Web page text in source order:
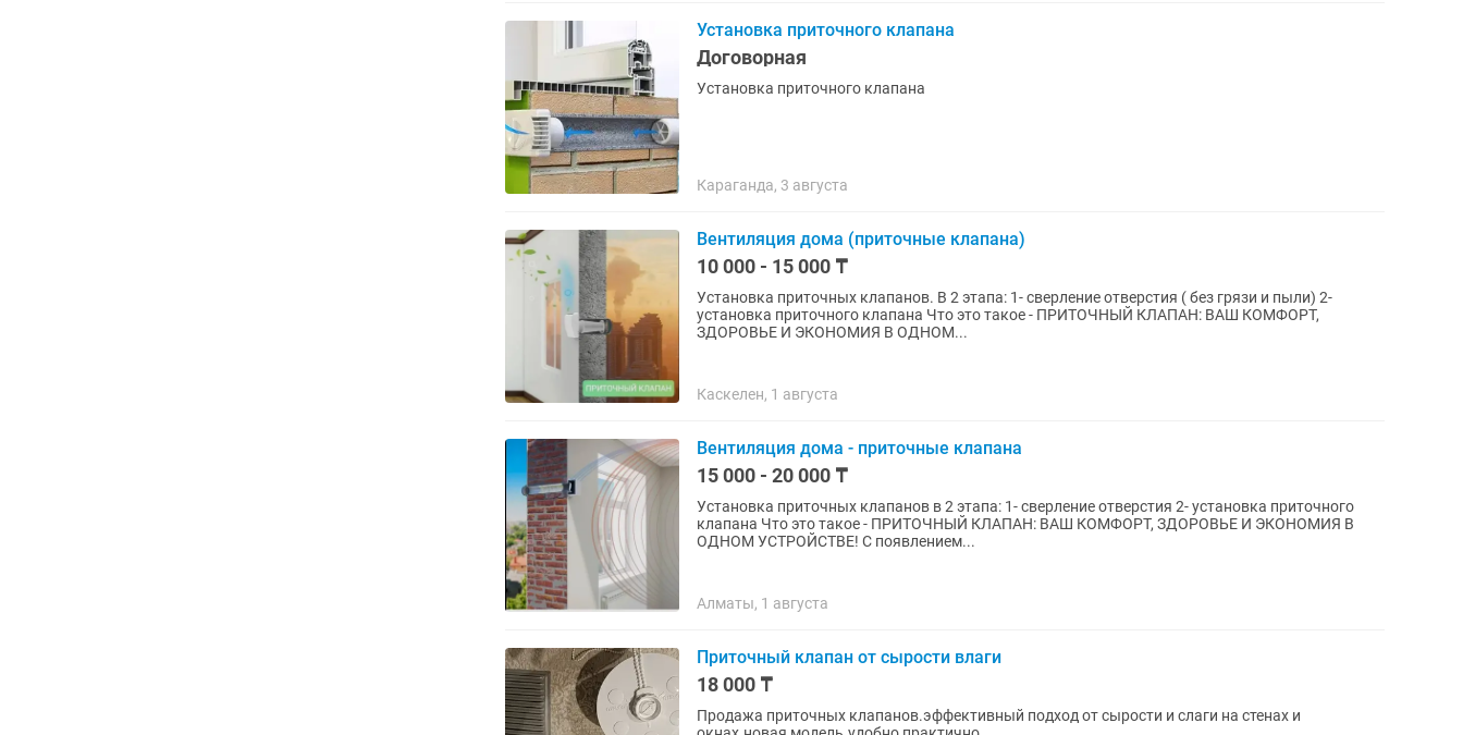
Установка приточного клапана
Договорная
Установка приточного клапана
Караганда, 3 августа
Вентиляция дома (приточные клапана)
10 000 - 15 000 ₸
Установка приточных клапанов. В 2 этапа: 1- сверление отверстия ( без грязи и пыли) 2-
установка приточного клапана Что это такое - ПРИТОЧНЫЙ КЛАПАН: ВАШ КОМФОРТ,
ЗДОРОВЬЕ И ЭКОНОМИЯ В ОДНОМ...
Каскелен, 1 августа
Вентиляция дома - приточные клапана
15 000 - 20 000 ₸
Установка приточных клапанов в 2 этапа: 1- сверление отверстия 2- установка приточного
клапана Что это такое - ПРИТОЧНЫЙ КЛАПАН: ВАШ КОМФОРТ, ЗДОРОВЬЕ И ЭКОНОМИЯ В
ОДНОМ УСТРОЙСТВЕ! С появлением...
Алматы, 1 августа
Приточный клапан от сырости влаги
18 000 ₸
Продажа приточных клапанов.эффективный подход от сырости и слаги на стенах и